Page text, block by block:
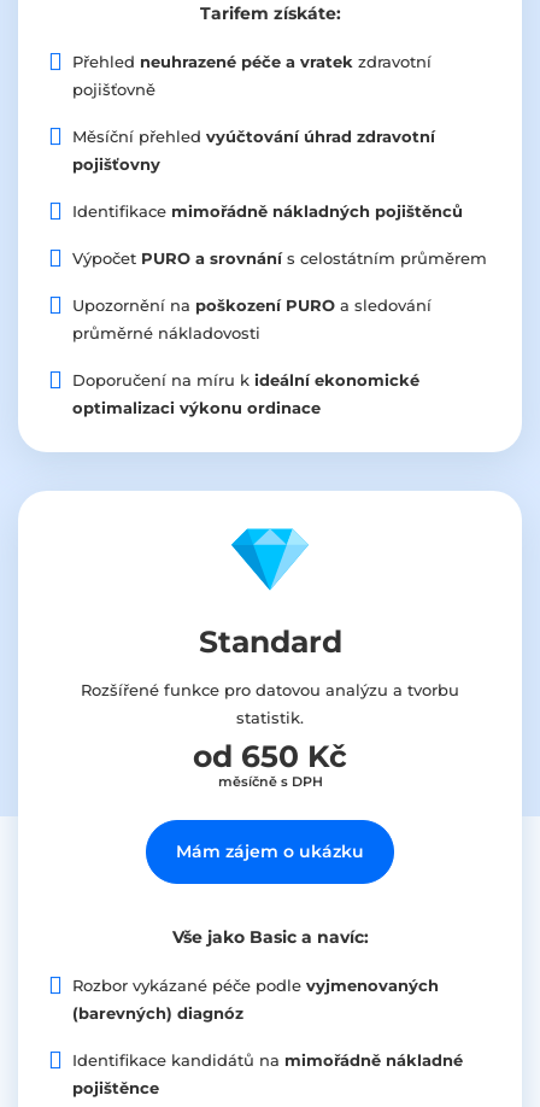
Tarifem získáte:
Přehled neuhrazené péče a vratek zdravotní
pojišťovně
Měsíční přehled vyúčtování úhrad zdravotní
pojišťovny
Identifikace mimořádně nákladných pojištěnců
Výpočet PURO a srovnánís celostátním průměrem
Upozornění na poškození PURO a sledování
průměrné nákladovosti
Doporučení na míru k ideální ekonomické
optimalizaci výkonu ordinace
Standard
Rozšířené funkce pro datovou analýzu a tvorbu
statistik.
od 650 Kč
měsíčně s DPH
Mám zájem o ukázku
Vše jako Basic a navíc:
Rozbor vykázané péče podle vyjmenovaných
(barevných) diagnóz
Identifikace kandidátů na mimořádně nákladné
pojištěnce